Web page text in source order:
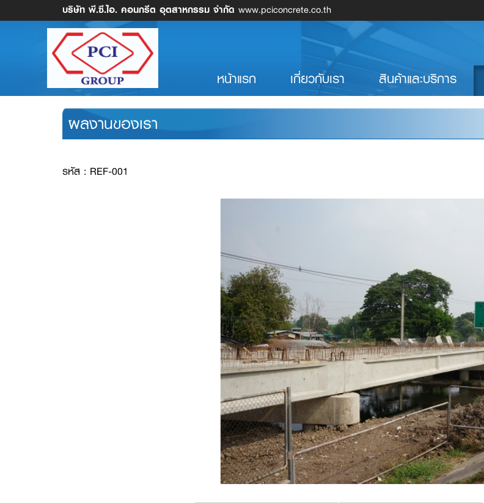
บริษัท พี.ซี.ไอ. คอนกรีต อุตสาหกรรม จำกัด www.pciconcrete.co.th
หน้าแรก (current)เกี่ยวกับเรา สินค้าและบริการ
ผลงานของเรา
รหัส : REF-001